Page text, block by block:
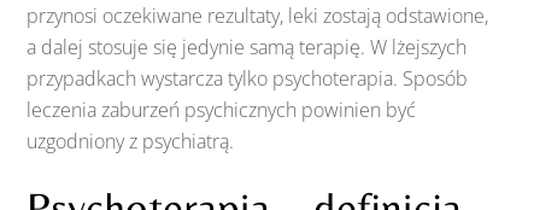
przynosi oczekiwane rezultaty, leki zostają odstawione,
a dalej stosuje się jedynie samą terapię. W lżejszych
przypadkach wystarcza tylko psychoterapia. Sposób
leczenia zaburzeń psychicznych powinien być
uzgodniony z psychiatrą.